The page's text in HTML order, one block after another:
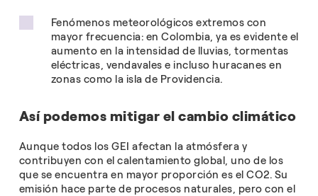
Fenómenos meteorológicos extremos con
mayor frecuencia: en Colombia, ya es evidente el
aumento en la intensidad de lluvias, tormentas
eléctricas, vendavales e incluso huracanes en
zonas como la isla de Providencia.
Así podemos mitigar el cambio climático
Aunque todos los GEI afectan la atmósfera y
contribuyen con el calentamiento global, uno de los
que se encuentra en mayor proporción es el CO2. Su
emisión hace parte de procesos naturales, pero con el